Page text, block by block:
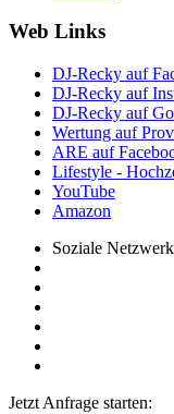
Web Links
DJ-Recky auf
DJ-Recky auf
DJ-Recky auf
Wertung auf
ARE auf
Lifestyle -
YouTube
Amazon
Soziale
Jetzt Anfrage starten: